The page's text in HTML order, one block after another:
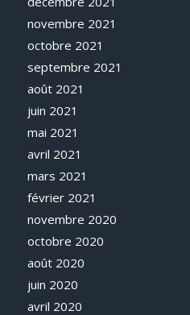
novembre 2021
octobre 2021
septembre 2021
août 2021
juin 2021
mai 2021
avril 2021
mars 2021
février 2021
novembre 2020
octobre 2020
août 2020
juin 2020
avril 2020